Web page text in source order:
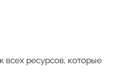
всех ресурсов, которые